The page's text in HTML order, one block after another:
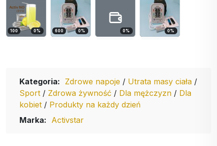
100 0% 600 0% 0% 0%
Kategoria: Zdrowe napoje / Utrata masy ciała /
Sport / Zdrowa żywność / Dla mężczyzn / Dla
kobiet / Produkty na każdy dzień
Marka: Activstar